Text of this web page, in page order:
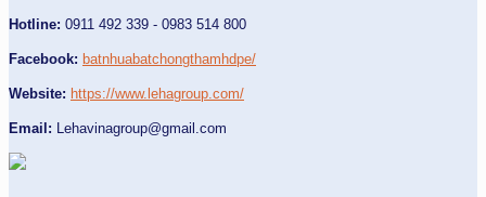
Hotline: 0911 492 339 - 0983 514 800
Facebook: batnhuabatchongthamhdpe/
Website: https://www.lehagroup.com/
Email: Lehavinagroup@gmail.com